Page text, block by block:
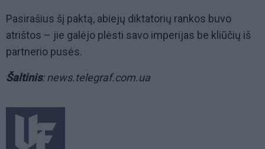
Pasirašius šį paktą, abiejų diktatorių rankos buvo
atrištos – jie galėjo plėsti savo imperijas be kliūčių iš
partnerio pusės.
Šaltinis: news.telegraf.com.ua